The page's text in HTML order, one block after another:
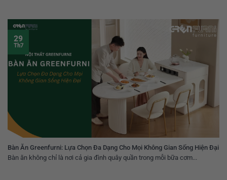
Bàn Ăn Greenfurni: Lựa Chọn Đa Dạng Cho Mọi Không Gian Sống Hiện Đại
Bàn ăn không chỉ là nơi cả gia đình quây quần trong mỗi bữa cơm...
29
Th7